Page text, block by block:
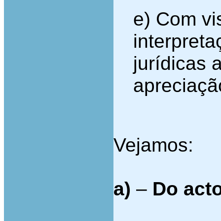
e) Com
jurídicas
Vejamos:
a) – Do